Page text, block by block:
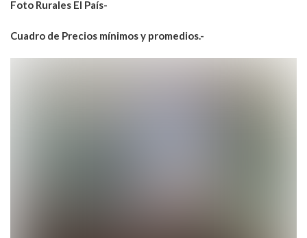
Foto Rurales El País-
Cuadro de Precios mínimos y promedios.-